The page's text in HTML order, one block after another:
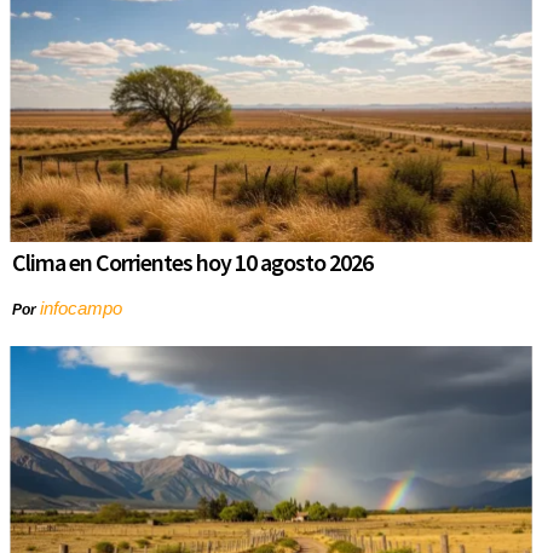
Clima en Corrientes hoy 10 agosto 2026
Porinfocampo